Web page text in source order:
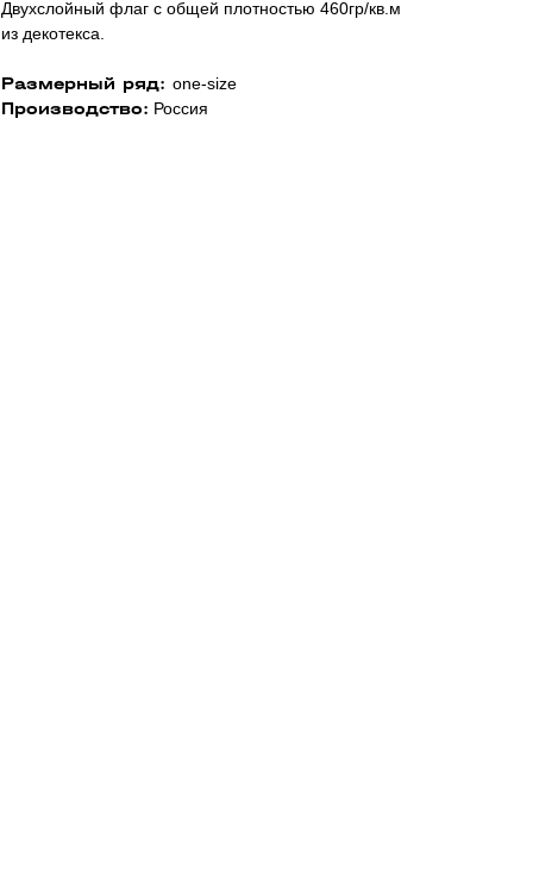
Двухслойный флаг с общей плотностью 460гр/кв.м
из декотекса.
Размерный ряд: one-size
Производство: Россия